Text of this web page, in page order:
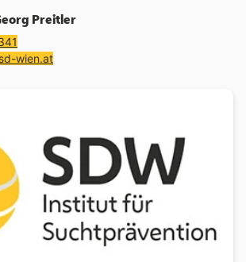
Preitler
anwien.at(öffnet Mailprogramm)